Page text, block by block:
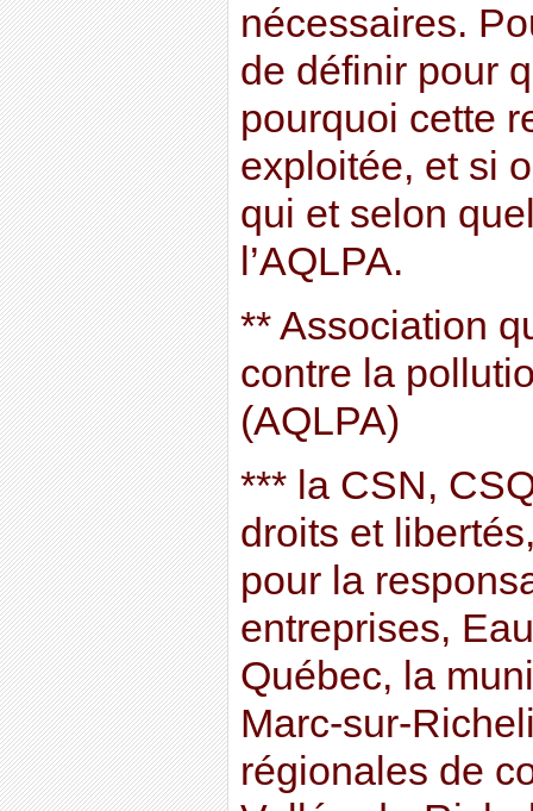
nécessaires.
de définir pour
pourquoi cette
exploitée, et si
qui et selon
l’AQLPA.
** Association
contre la
(AQLPA)
*** la CSN,
droits et
pour la
entreprises,
Québec, la
Marc-sur-
régionales de